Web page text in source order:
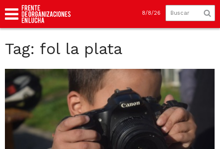
8/8/26
Tag: fol la plata